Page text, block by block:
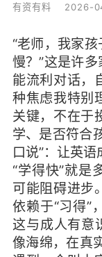
有资有料 2026-
“老师，我家
慢？”这是许
能流利对话，
种焦虑我特别
关键，不在于
学、是否符合
口说”：让英
“学得快”就是
可能阻碍进步
依赖于“习得”
这与成人有意
像海绵，在真